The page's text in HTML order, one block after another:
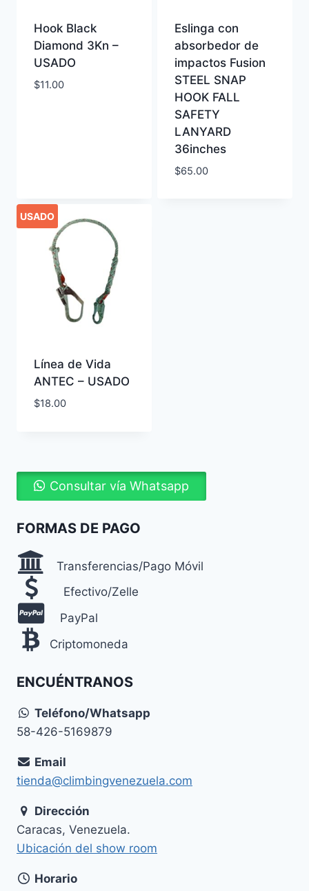
Hook Black
Diamond 3Kn –
USADO
$11.00
Eslinga con
absorbedor de
impactos Fusion
STEEL SNAP
HOOK FALL
SAFETY
LANYARD
36inches
$65.00
USADO
Línea de Vida
ANTEC – USADO
$18.00
Consultar vía Whatsapp
FORMAS DE PAGO
Transferencias/Pago Móvil
Efectivo/Zelle
PayPal
Criptomoneda
ENCUÉNTRANOS
Teléfono/Whatsapp
58-426-5169879
Email
tienda@climbingvenezuela.com
Dirección
Caracas, Venezuela.
Ubicación del show room
Horario